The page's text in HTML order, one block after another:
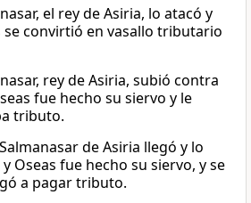
el rey de Asiria, lo atacó y
se convirtió en vasallo tributario
rey de Asiria, subió contra
fue hecho su siervo y le
tributo.
de Asiria llegó y lo
Oseas fue hecho su siervo, y se
a pagar tributo.